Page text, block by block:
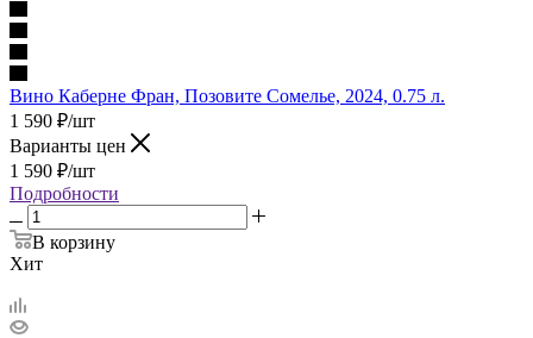
Вино Каберне Фран, Позовите Сомелье, 2024, 0.75 л.
1 590 ₽/шт
Варианты цен
1 590 ₽/шт
Подробности
В корзину
Хит